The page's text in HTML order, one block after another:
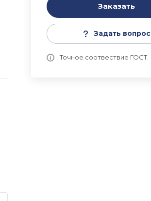
Заказать
Задать вопрос
Точное соотвествие ГОСТ.